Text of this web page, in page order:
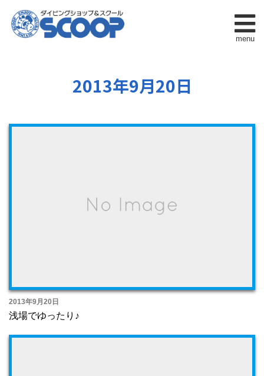
menu
2013年9月20日
2013年9月20日
浅場でゆったり♪